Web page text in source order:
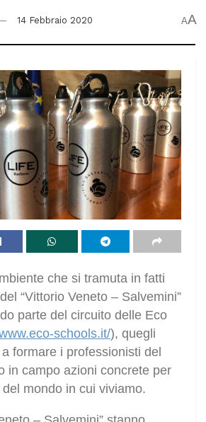
14 Febbraio 2020 AA
che si tramuta in fatti
“Vittorio Veneto – Salvemini”
parte del circuito delle Eco
schools.it/), quegli
formare i professionisti del
in campo azioni concrete per
mondo in cui viviamo.